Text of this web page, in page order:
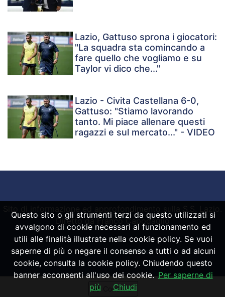
Lazio, Gattuso sprona i giocatori:
"La squadra sta comincando a
fare quello che vogliamo e su
Taylor vi dico che..."
Lazio - Civita Castellana 6-0,
Gattuso: "Stiamo lavorando
tanto. Mi piace allenare questi
ragazzi e sul mercato..." - VIDEO
Diretto da Franco Capodaglio
Powered bySpheraHouse
Condividi
Questo sito o gli strumenti terzi da questo utilizzati si
avvalgono di cookie necessari al funzionamento ed
utili alle finalità illustrate nella cookie policy. Se vuoi
saperne di più o negare il consenso a tutti o ad alcuni
cookie, consulta la cookie policy. Chiudendo questo
banner acconsenti all'uso dei cookie. Per saperne di
più
Chiudi